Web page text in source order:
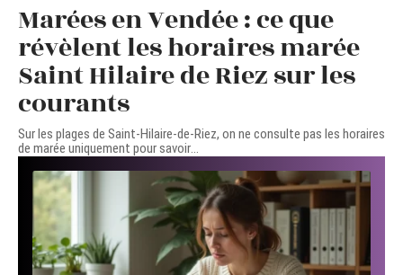
Marées en Vendée : ce que
révèlent les horaires marée
Saint Hilaire de Riez sur les
courants
Sur les plages de Saint-Hilaire-de-Riez, on ne consulte pas les horaires
de marée uniquement pour savoir…